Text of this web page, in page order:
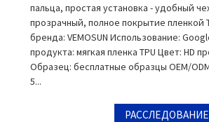
пальца, простая установка - удобный
прозрачный, полное покрытие пленкой
бренда: VEMOSUN Использование:
продукта: мягкая пленка TPU Цвет: HD
Образец: бесплатные образцы OEM/
5...
РАССЛЕДОВАНИЕ